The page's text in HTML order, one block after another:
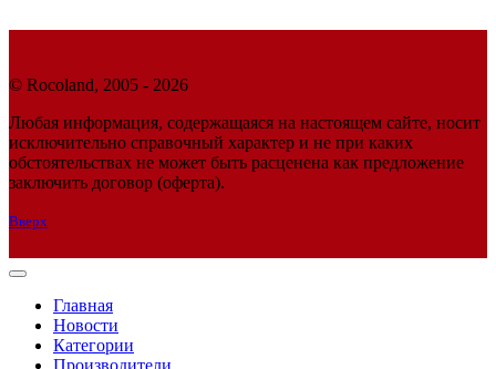
© Rocoland, 2005 - 2026
Любая информация, содержащаяся на настоящем сайте, носит
исключительно справочный характер и не при каких
обстоятельствах не может быть расценена как предложение
заключить договор (оферта).
Вверх
Главная
Новости
Категории
Производители